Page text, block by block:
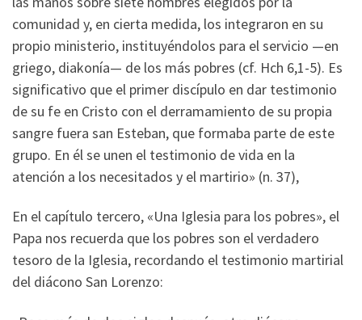
comunidad y, en cierta medida, los integraron en su
propio ministerio, instituyéndolos para el servicio —en
griego, diakonía— de los más pobres (cf. Hch 6,1-5). Es
significativo que el primer discípulo en dar testimonio
de su fe en Cristo con el derramamiento de su propia
sangre fuera san Esteban, que formaba parte de este
grupo. En él se unen el testimonio de vida en la
atención a los necesitados y el martirio» (n. 37),
En el capítulo tercero, «Una Iglesia para los pobres», el
Papa nos recuerda que los pobres son el verdadero
tesoro de la Iglesia, recordando el testimonio martirial
del diácono San Lorenzo: